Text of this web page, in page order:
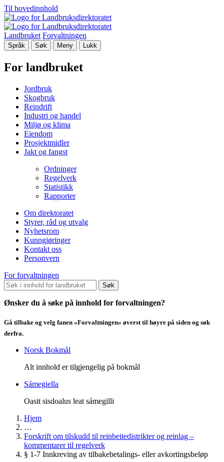
Til hovedinnhold
Landbruket Forvaltningen
Språk Søk Meny Lukk
For landbruket
Jordbruk
Skogbruk
Reindrift
Industri og handel
Miljø og klima
Eiendom
Prosjektmidler
Jakt og fangst
Ordninger
Regelverk
Statistikk
Rapporter
Om direktoratet
Styrer, råd og utvalg
Nyhetsrom
Kunngjøringer
Kontakt oss
Personvern
For forvaltningen
Søk
Ønsker du å søke på innhold for forvaltningen?
Gå tilbake og velg fanen «Forvaltningen» øverst til høyre på siden og søk
derfra.
Norsk Bokmål
Alt innhold er tilgjengelig på bokmål
Sámegiella
Oasit sisdoalus leat sámegilli
Hjem
…
Forskrift om tilskudd til reinbeitedistrikter og reinlag –
kommentarer til regelverk
§ 1-7 Innkreving av tilbakebetalings- eller avkortingsbeløp